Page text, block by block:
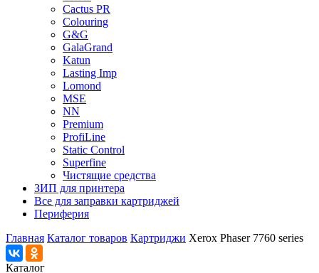
Cactus PR
Colouring
G&G
GalaGrand
Katun
Lasting Imp
Lomond
MSE
NN
Premium
ProfiLine
Static Control
Superfine
Чистящие средства
ЗИП для принтера
Все для заправки картриджей
Периферия
Главная Каталог товаров Картриджи Xerox Phaser 7760 series
Каталог